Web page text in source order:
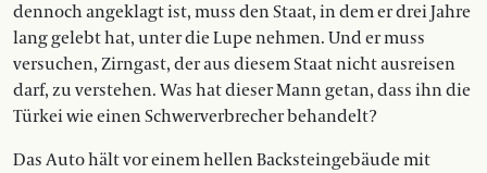
dennoch angeklagt ist, muss den Staat, in dem er drei Jahre
lang gelebt hat, unter die Lupe nehmen. Und er muss
versuchen, Zirngast, der aus diesem Staat nicht ausreisen
darf, zu verstehen. Was hat dieser Mann getan, dass ihn die
Türkei wie einen Schwerverbrecher behandelt?
Das Auto hält vor einem hellen Backsteingebäude mit